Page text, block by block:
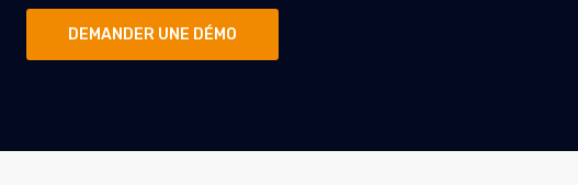
DEMANDER UNE DÉMO